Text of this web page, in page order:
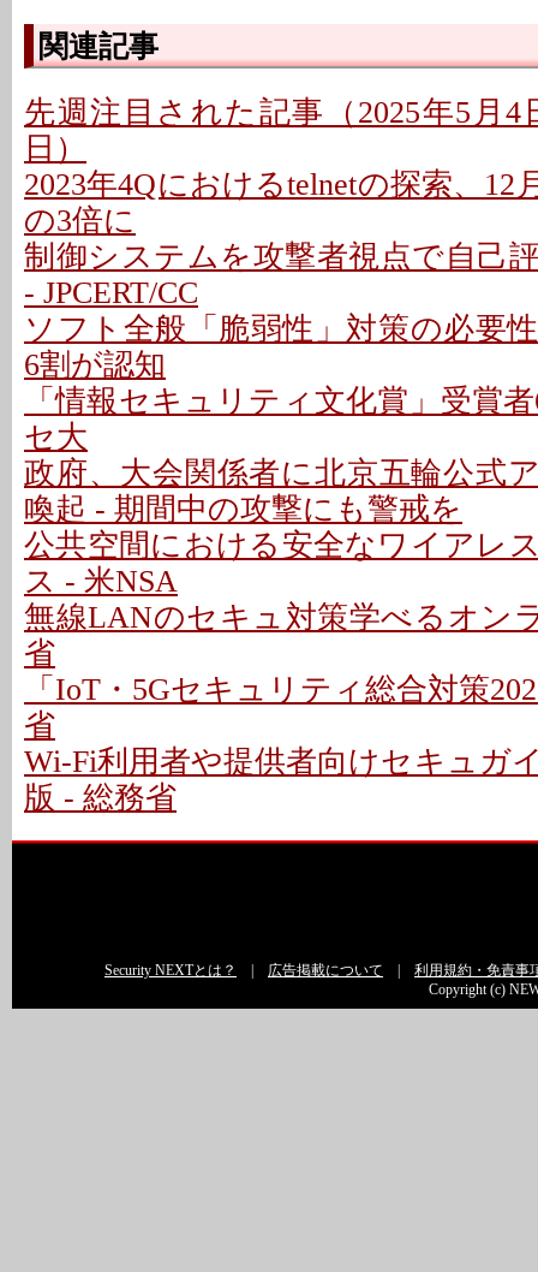
関連記事
先週注目された記事（2025年5月4
日）
2023年4Qにおけるtelnetの探索、12
の3倍に
制御システムを攻撃者視点で自己
- JPCERT/CC
ソフト全般「脆弱性」対策の必要
6割が認知
「情報セキュリティ文化賞」受賞
セ大
政府、大会関係者に北京五輪公式
喚起 - 期間中の攻撃にも警戒を
公共空間における安全なワイアレ
ス - 米NSA
無線LANのセキュ対策学べるオン
省
「IoT・5Gセキュリティ総合対策
省
Wi-Fi利用者や提供者向けセキュガ
版 - 総務省
Security NEXTとは？ 広告掲載について
利用規約・免責事
Copyright (c)